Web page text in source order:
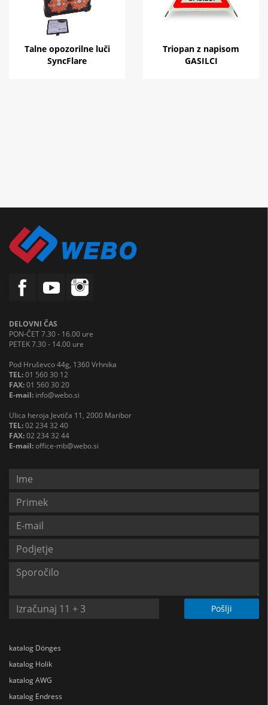
Talne opozorilne luči
SyncFlare
Triopan z napisom
GASILCI
DELOVNI ČAS
PON-ČET 7.30 - 16.00 ure
PETEK 7.30 - 14.00 ure
Pod Hruševco 44g, 1360 Vrhnika
TEL:01 560 30 12
FAX:01 560 30 20
E-mail: info@webo.si
Ulica heroja Jevtiča 11, 2000 Maribor
TEL:02 234 32 40
FAX:02 234 32 44
E-mail:office-mb@webo.si
Pošlji
katalog Dönges
katalog Holik
katalog AWG
katalog Endress